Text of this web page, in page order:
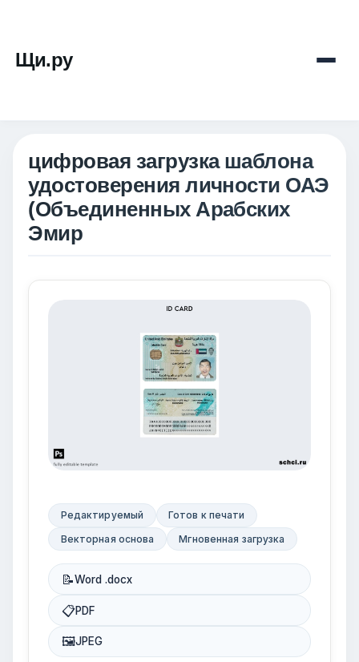
Щи.ру
цифровая загрузка шаблона
удостоверения личности ОАЭ
(Объединенных Арабских
Эмир
Редактируемый
Готов к печати
Векторная основа
Мгновенная загрузка
📝Word .docx
📋PDF
🖼JPEG